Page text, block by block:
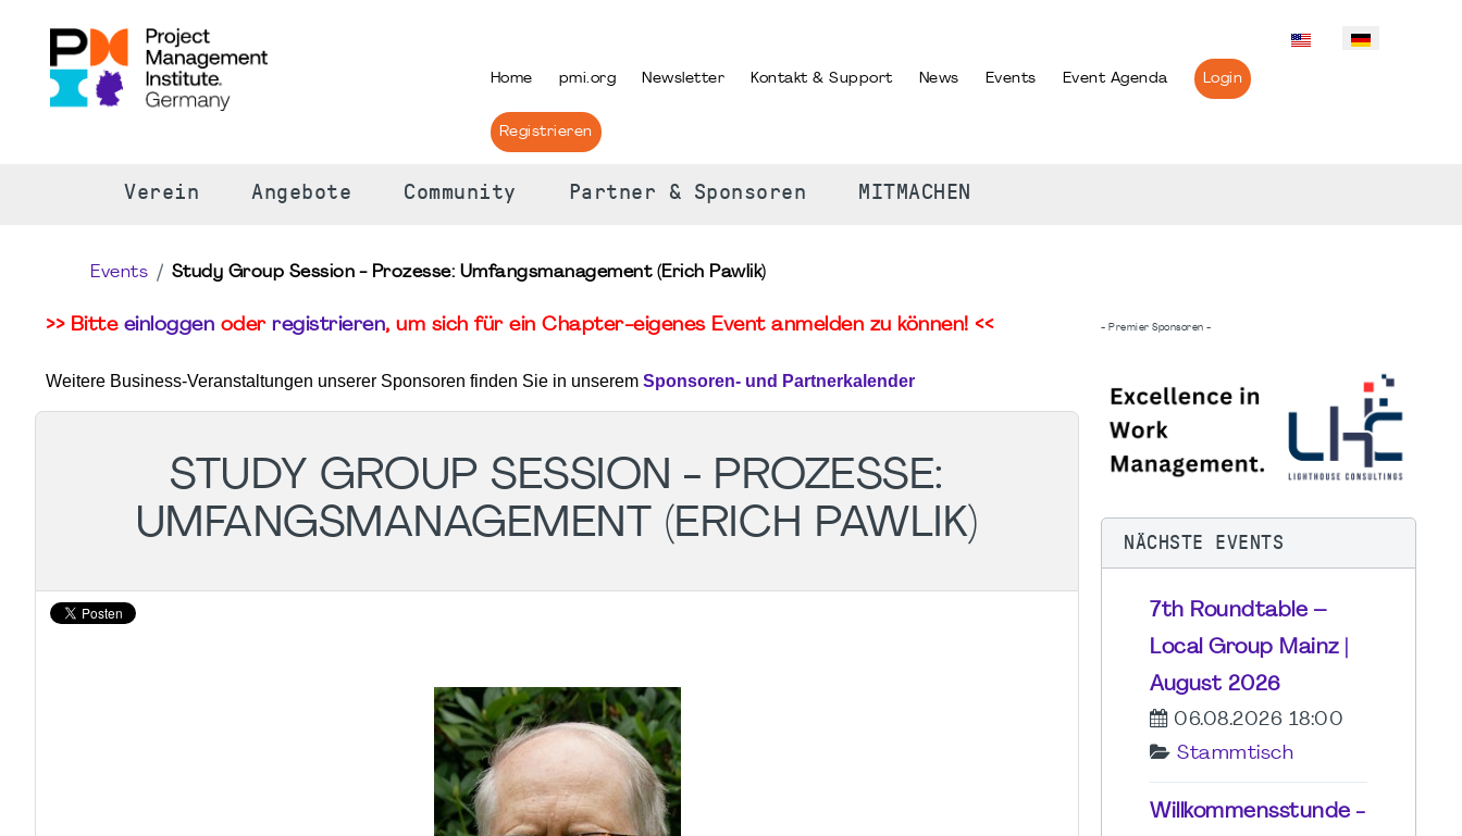
Home pmi.org Newsletter Kontakt & Support News Events Event Agenda Login
Registrieren
Verein Angebote Community Partner & Sponsoren MITMACHEN
Events Study Group Session - Prozesse: Umfangsmanagement (Erich Pawlik)
>> Bitte einloggen oder registrieren, um sich für ein Chapter-eigenes Event anmelden zu können! <<
Weitere Business-Veranstaltungen unserer Sponsoren finden Sie in unserem Sponsoren- und Partnerkalender
STUDY GROUP SESSION - PROZESSE:
UMFANGSMANAGEMENT (ERICH PAWLIK)
- Premier Sponsoren -
NÄCHSTE EVENTS
7th Roundtable –
Local Group Mainz |
August 2026
06.08.2026 18:00
Stammtisch
Willkommensstunde -